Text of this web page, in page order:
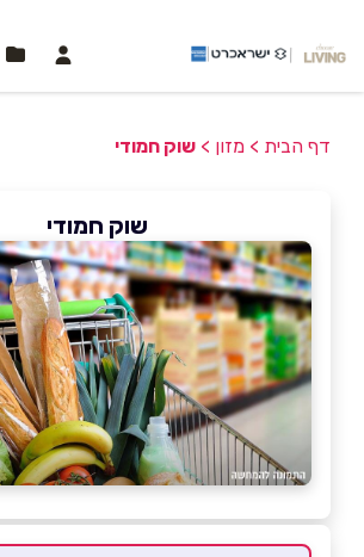
דף הבית > מזון > שוק חמודי
שוק חמודי